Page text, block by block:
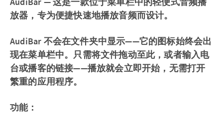
放器，专为便捷快速地播放音频而设计。
AudiBar 不会在文件夹中显示——它的图标始终会出
现在菜单栏中。只需将文件拖动至此，或者输入电
台或播客的链接——播放就会立即开始，无需打开
繁重的应用程序。
功能：